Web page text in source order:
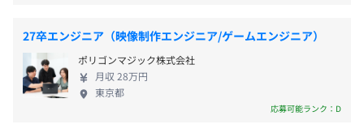
◆勉強会／イベント開催サポート
勉強会開催のハードルを下げ、技術的なインプット・アウ
トプットを活性化をすることを目的とし、勉強会やイベン
ト開催の支援を行う専門チームを設けています。会場手
受動喫煙防止措置に関する事項
従業員に対する受動喫煙対策：屋内原則禁煙（喫煙室あ
り）
（※ 想定年収は年収提示額を保証するものではありません）
薬指導などを推進。 ・『極予測AI』：事前に広告配
信効果を予測する「効果予測AI」を活用したクリエ
イティブ制作で、広告効果を最大化。 ・『デジタル
ツインレーベル』：著名人の「分身」となる公式
3DCGモデルを制作・管理し、著名人のデジタルツイ
27卒エンジニア（映像制作エンジニア/ゲームエンジニア）
ポリゴンマジック株式会社
月収 28万円
東京都
応募可能ランク：D